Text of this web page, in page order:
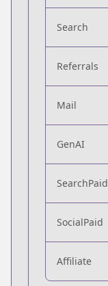
Search
Referrals
Mail
GenAI
SearchPaid
SocialPaid
Affiliate